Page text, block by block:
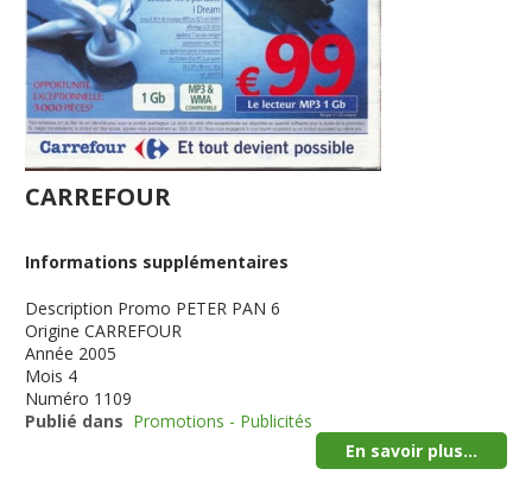
CARREFOUR
Informations supplémentaires
Description Promo PETER PAN 6
Origine CARREFOUR
Année 2005
Mois 4
Numéro 1109
Publié dans Promotions - Publicités
En savoir plus...